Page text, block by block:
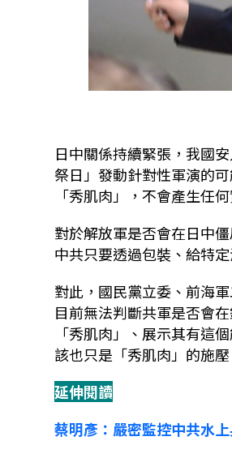
日中關係持續緊張，我國
祭日」發動針對性軍演的
「秀肌肉」，不會產生任
對於解放軍是否會在日中
中共只要透過包裝、給特
對此，國民黨立委、前海
目前無法判斷共軍是否會
「秀肌肉」、展示其有這
該也只是「秀肌肉」的施
延伸閱讀
蔡明彥：嚴密監控中共水